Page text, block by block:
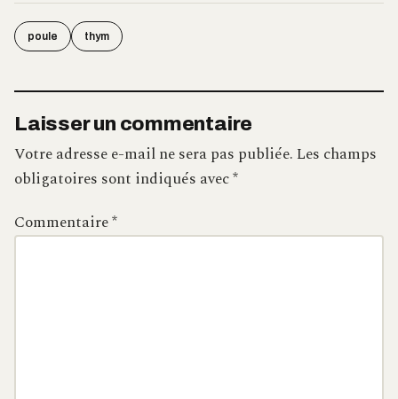
poule thym
Laisser un commentaire
Votre adresse e-mail ne sera pas publiée.Les champs
obligatoires sont indiqués avec*
Commentaire*